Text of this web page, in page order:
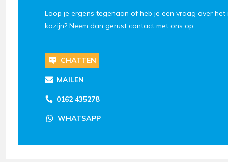
Loop je ergens tegenaan of heb je een vraag over het
kozijn? Neem dan gerust contact met ons op.
CHATTEN
MAILEN
0162 435278
WHATSAPP